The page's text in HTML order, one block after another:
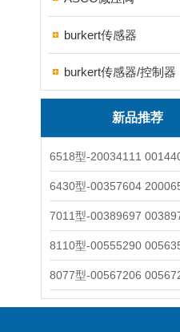
burkert传感器
burkert传感器/控制器
新品推荐